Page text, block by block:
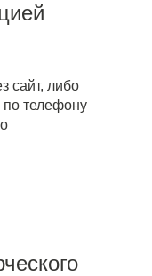
сайт, либо
телефону